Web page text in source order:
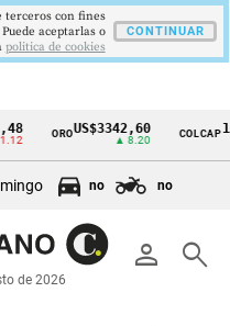
ORO US$3342,60
▲ 8.20
COLCAP
no no
person search
de 2026
terceros con fines
aceptarlas o
politica de cookies
CONTINUAR